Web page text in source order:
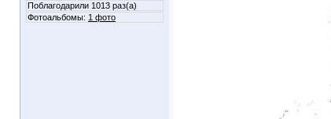
Поблагодарили 1013 раз(а)
Фотоальбомы: 1 фото